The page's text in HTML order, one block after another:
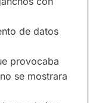
de datos
provocaba
se mostrara